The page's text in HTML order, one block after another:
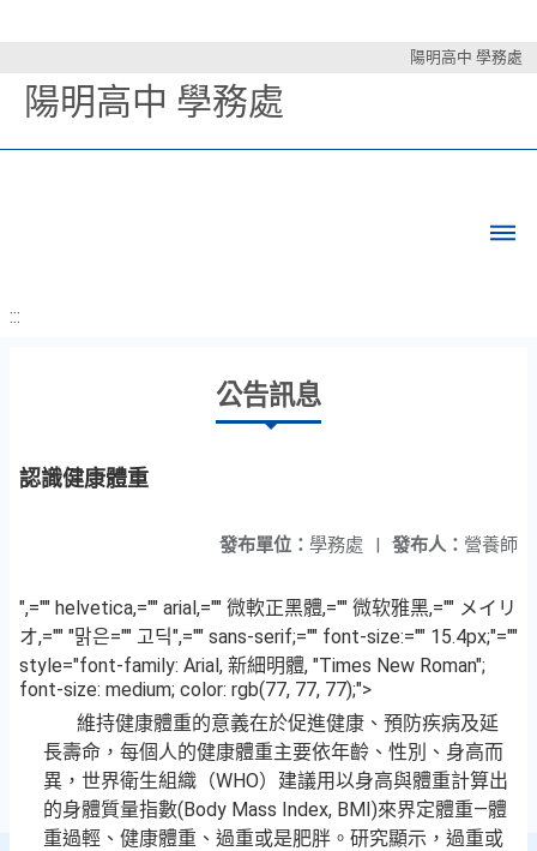
陽明高中 學務處
陽明高中 學務處
:::
公告訊息
認識健康體重
發布人： 營養師
發布單位： 學務處 |
",="" helvetica,="" arial,="" 微軟正黑體,="" 微软雅黑,="" メイリ
オ,="" "맑은="" 고딕",="" sans-serif;="" font-size:="" 15.4px;"=""
style="font-family: Arial, 新細明體, "Times New Roman";
font-size: medium; color: rgb(77, 77, 77);">
維持健康體重的意義在於促進健康、預防疾病及延
長壽命，每個人的健康體重主要依年齡、性別、身高而
異，世界衛生組織（WHO）建議用以身高與體重計算出
的身體質量指數(Body Mass Index, BMI)來界定體重—體
重過輕、健康體重、過重或是肥胖。研究顯示，過重或